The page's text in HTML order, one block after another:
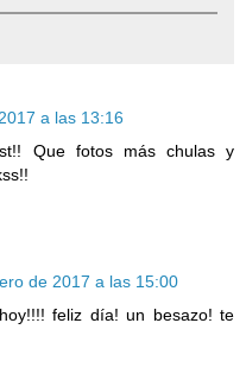
a las 13:16
Que fotos más chulas y
de 2017 a las 15:00
feliz día! un besazo! te